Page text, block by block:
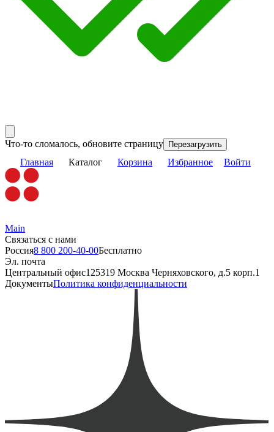
Что-то сломалось, обновите страницу Перезагрузить
Главная Каталог Корзина Избранное Войти
Main
Связаться с нами
Россия8 800 200-40-00Бесплатно
Эл. почта
Центральный офис125319 Москва Черняховского, д.5 корп.1
ДокументыПолитика конфиденциальности